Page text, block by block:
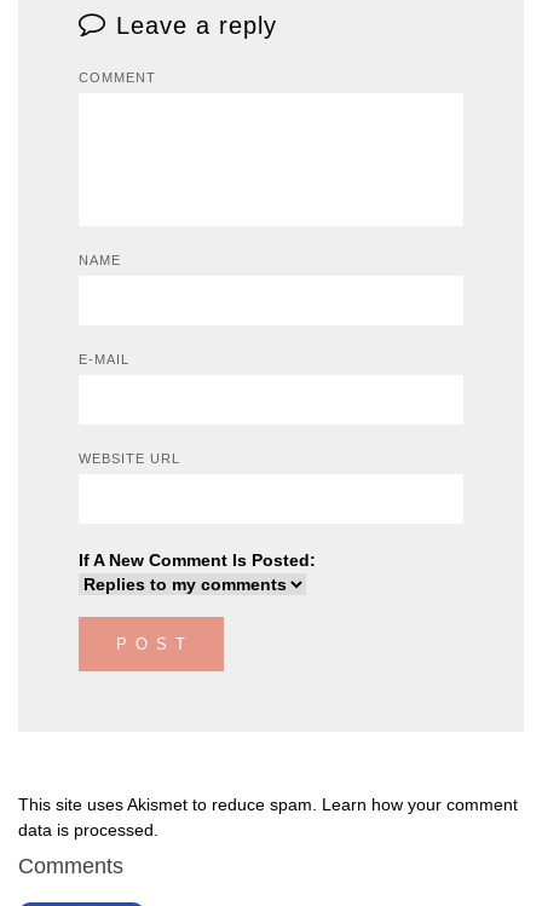
Leave a reply
COMMENT
NAME
E-MAIL
WEBSITE URL
If A New Comment Is Posted:
This site uses Akismet to reduce spam. Learn how your comment
data is processed
Comments